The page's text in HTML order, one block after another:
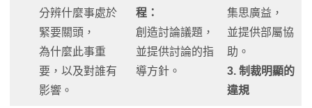
分辨什麼事處於
緊要關頭，
為什麼此事重
要，以及對誰有
影響。
程：
創造討論議題，
並提供討論的指
導方針。
集思廣益，
並提供部屬協
助。
3. 制裁明顯的
違規